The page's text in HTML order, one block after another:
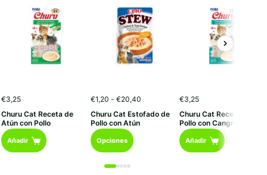
€3,25
Churu Cat Receta de
Atún con Pollo
Añadir
€1,20 - €20,40Rango
precios:
Churu Cat Estofado de
Pollo con Atún
Opciones
Este
producto
múltiples
€3,25
Churu Cat Receta de
Pollo con Cangrejo
Añadir